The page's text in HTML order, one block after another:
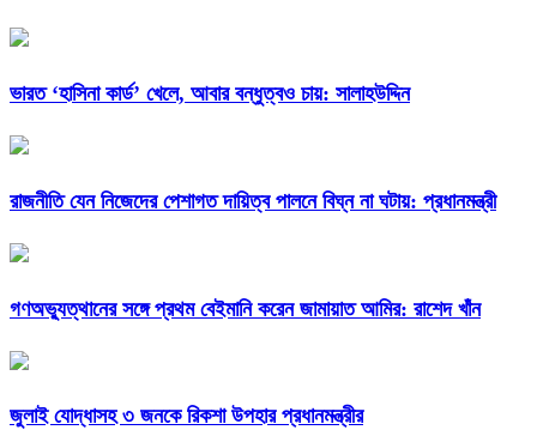
ভারত ‘হাসিনা কার্ড’ খেলে, আবার বন্ধুত্বও চায়: সালাহউদ্দিন
রাজনীতি যেন নিজেদের পেশাগত দায়িত্ব পালনে বিঘ্ন না ঘটায়: প্রধানমন্ত্রী
গণঅভ্যুত্থানের সঙ্গে প্রথম বেইমানি করেন জামায়াত আমির: রাশেদ খাঁন
জুলাই যোদ্ধাসহ ৩ জনকে রিকশা উপহার প্রধানমন্ত্রীর